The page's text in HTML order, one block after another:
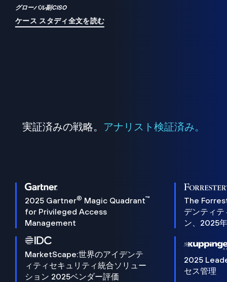
グローバル副CISO
ケース スタディ全文を読む
実証済みの戦略。 アナリスト検証済み。
2025 Gartner® Magic Quadrant™
for Privileged Access
Management
The
デンティ
ン、2025
MarketScape:世界のアイデンテ
ィティセキュリティ統合ソリュー
ション 2025ベンダー評価
2025
セス管理